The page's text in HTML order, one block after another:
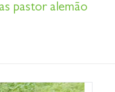
pastor alemão